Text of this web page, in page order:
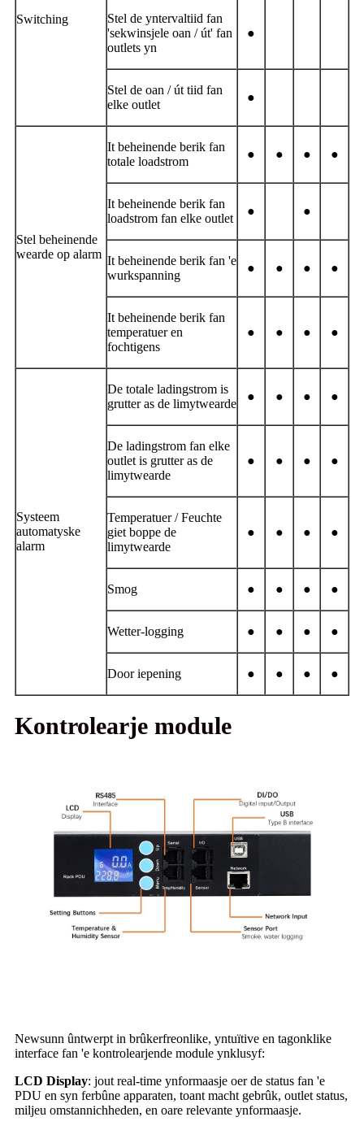
Switching
Stel de yntervaltiid fan
'sekwinsjele oan / út' fan
outlets yn
●
Stel de oan / út tiid fan
elke outlet
●
Stel beheinende
wearde op alarm
It beheinende berik fan
totale loadstrom
● ● ● ●
It beheinende berik fan
loadstrom fan elke outlet
● ●
It beheinende berik fan 'e
wurkspanning
● ● ● ●
It beheinende berik fan
temperatuer en
fochtigens
● ● ● ●
Systeem
automatyske
alarm
De totale ladingstrom is
grutter as de limytwearde
● ● ● ●
De ladingstrom fan elke
outlet is grutter as de
limytwearde
● ● ● ●
Temperatuer / Feuchte
giet boppe de
limytwearde
● ● ● ●
Smog ● ● ● ●
Wetter-logging ● ● ● ●
Door iepening ● ● ● ●
Kontrolearje module
Newsunn ûntwerpt in brûkerfreonlike, yntuïtive en tagonklike
interface fan 'e kontrolearjende module ynklusyf:
LCD Display: jout real-time ynformaasje oer de status fan 'e
PDU en syn ferbûne apparaten, toant macht gebrûk, outlet status,
miljeu omstannichheden, en oare relevante ynformaasje.